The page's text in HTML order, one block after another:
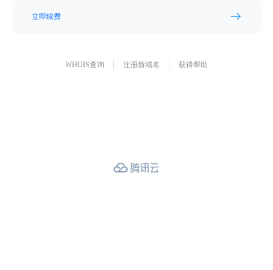
立即续费
WHOIS查询 注册新域名 获得帮助